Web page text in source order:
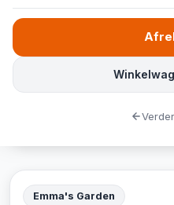
Emma's Garden